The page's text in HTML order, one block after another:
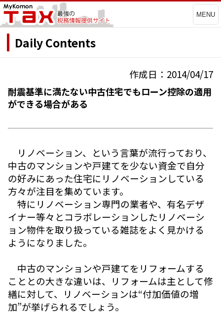
MENU
Daily Contents
作成日：2014/04/17
耐震基準に満たない中古住宅でもローン控除の適用
ができる場合がある
リノベーション、という言葉が流行っており、
中古のマンションや戸建てを少ない資金で自分
の好みにあった住宅にリノベーションしている
方々が注目を集めています。
特にリノベーション専門の業者や、有名デザ
イナー等々とコラボレーションしたリノベーシ
ョン物件を取り扱っている雑誌をよく見かける
ようになりました。
中古のマンションや戸建てをリフォームする
こととの大きな違いは、リフォームは主として修
繕に対して、リノベーションは“付加価値の増
加”が挙げられるでしょう。